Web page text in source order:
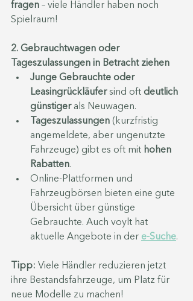
fragen – viele Händler haben noch
Spielraum!
2. Gebrauchtwagen oder
Tageszulassungen in Betracht ziehen
Junge Gebrauchte oder
Leasingrückläufer sind oft deutlich
günstiger als Neuwagen.
Tageszulassungen (kurzfristig
angemeldete, aber ungenutzte
Fahrzeuge) gibt es oft mit hohen
Rabatten.
Online-Plattformen und
Fahrzeugbörsen bieten eine gute
Übersicht über günstige
Gebrauchte. Auch voylt hat
aktuelle Angebote in der e-Suche.
Tipp: Viele Händler reduzieren jetzt
ihre Bestandsfahrzeuge, um Platz für
neue Modelle zu machen!